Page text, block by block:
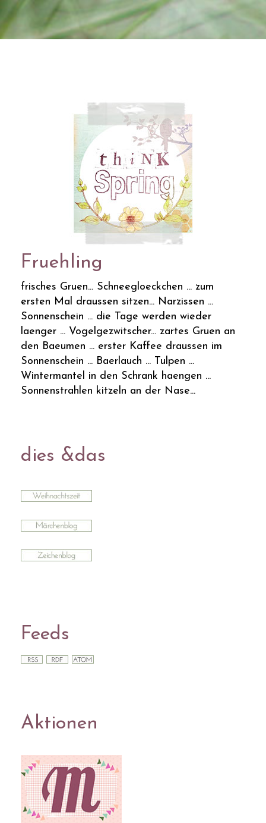
Fruehling
frisches Gruen... Schneegloeckchen ... zum
ersten Mal draussen sitzen... Narzissen ...
Sonnenschein ... die Tage werden wieder
laenger ... Vogelgezwitscher... zartes Gruen an
den Baeumen ... erster Kaffee draussen im
Sonnenschein ... Baerlauch ... Tulpen ...
Wintermantel in den Schrank haengen ...
Sonnenstrahlen kitzeln an der Nase...
dies &das
Feeds
Aktionen